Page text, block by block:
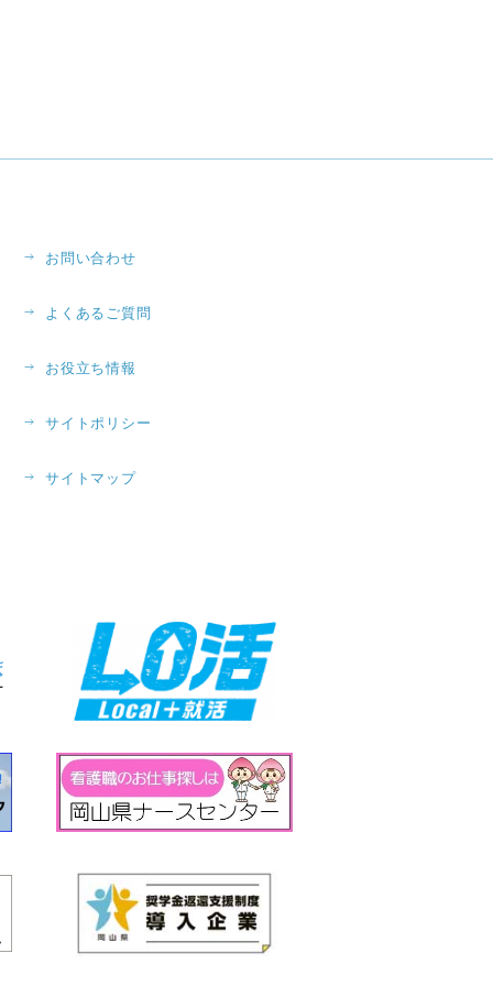
お問い合わせ
よくあるご質問
お役立ち情報
サイトポリシー
サイトマップ